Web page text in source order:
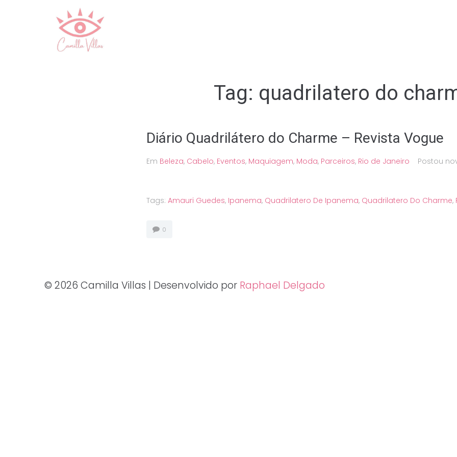
Tag: quadrilatero do
Diário Quadrilátero do Charme – Revista Vogue
Em Beleza, Cabelo, Eventos, Maquiagem, Moda, Parceiros, Rio de Janeiro Postou
Tags: Amauri Guedes, Ipanema, Quadrilatero De Ipanema, Quadrilatero Do Charme,
0
© 2026 Camilla Villas | Desenvolvido por Raphael Delgado